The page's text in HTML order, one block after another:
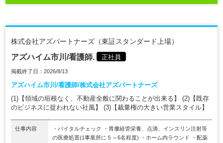
株式会社アズパートナーズ（東証スタンダード上場）
アズハイム市川/看護師. 正社員
掲載終了日：2026/8/13
アズハイム市川/看護師/株式会社アズパートナーズ
(1)【領域の垣根なく、不動産全般に関わることが出来る】 (2)【既存
のビジネスに捉われない社風】 (3)【裁量権の大きい営業スタイル】
仕事内容
・バイタルチェック ・胃瘻経管栄養、点滴、インスリン注射等
の医療処置(1事業所に５～6名程度) ・ホーム内ラウンド ・配薬